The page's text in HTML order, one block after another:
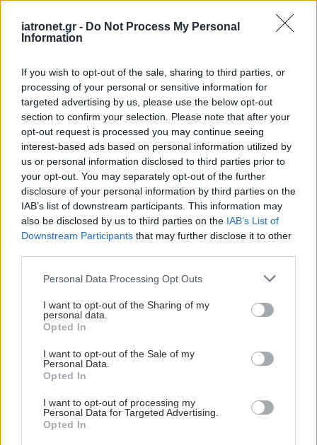
iatronet.gr - Do Not Process My Personal
Information
If you wish to opt-out of the sale, sharing to third parties, or
processing of your personal or sensitive information for
targeted advertising by us, please use the below opt-out
section to confirm your selection. Please note that after your
opt-out request is processed you may continue seeing
interest-based ads based on personal information utilized by
us or personal information disclosed to third parties prior to
your opt-out. You may separately opt-out of the further
disclosure of your personal information by third parties on the
IAB’s list of downstream participants. This information may
also be disclosed by us to third parties on the IAB’s List of
Downstream Participants that may further disclose it to other
Please note that this website/app uses one or more Google
not limited to your visit or usage behaviour. You may click to
grant or deny consent to Google and its third-party tags to
use your data for below specified purposes in below Google
consent section.
Personal Data Processing Opt Outs
I want to opt-out of the Sharing of my
personal data.
Opted In
I want to opt-out of the Sale of my
Personal Data.
Opted In
I want to opt-out of processing my
Personal Data for Targeted Advertising.
Opted In
επιπεφυκίτιδα καθότι τα κολλύρια περνούν στη
μύτη μέσω του δακρυϊκού πόρου και την
Τέλος, τα κορτικοστεροειδή είναι φάρμακα που
χρησιμοποιούνται στην οξεία φάση και βοηθούν
στην μείωση της φλεγμονής και του οιδήματος και
γενικότερα στην άμεση ανακούφιση των
συμπτωμάτων. Όμως δεν έχουν προληπτική
δράση και επομένως όταν σταματήσουμε τη
χορήγηση, η έκθεση στο αλλεργιογόνο οδηγεί εκ
νέου στην εκδήλωση της αλλεργίας.
ανεπιθύμητες ενέργειες, κατά συνέπεια θα πρέπει
να χορηγούνται μόνο με συνταγή του
οφθαλμιάτρου και αφού εξετασθούν κλινικά τα
Έτσι λοιπόν, με τη σωστή διάγνωση και την
διαταραχές μπορούν να αντιμετωπισθούν και να
βελτιωθούν σε σημαντικό βαθμό. Τα αλλεργικά